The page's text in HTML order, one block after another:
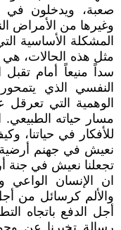
صعبة، ويدخلون في
وغيرها من الأمراض
المشكلة الأساسية
مثل هذه الحالات، هي
سداً منيعاً أمام
النفسي الذي
الوهمية التي
مسار حياته الطبيعي.
للأفكار في حياتنا،
نعيش في جهنم أرضية،
تجعلنا نعيش في جنة
ان الإنسان الواعي
والألم كرسائل من
أجل الدفع باتجاه